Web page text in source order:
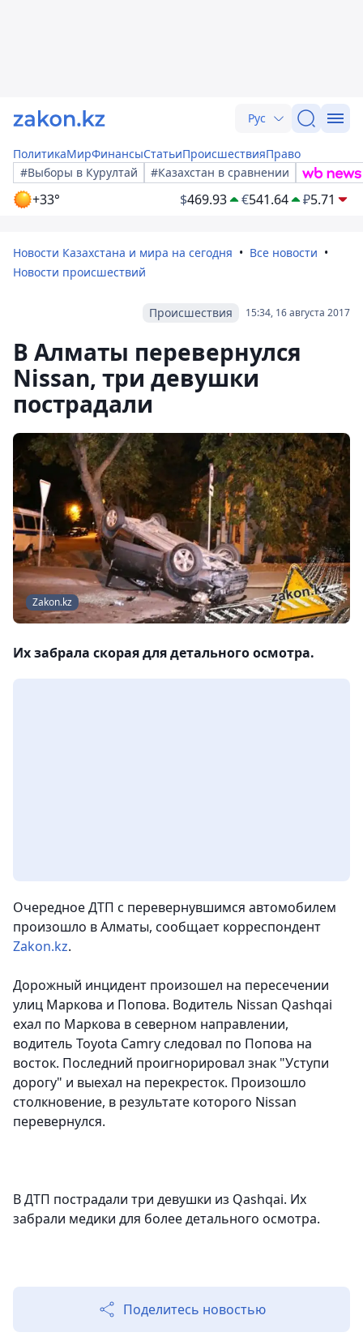
Рус
ПолитикаМирФинансыСтатьиПроисшествияПраво
#Выборы в Курултай
#Казахстан в сравнении
+33° $469.93 €541.64 ₽5.71
Новости Казахстана и мира на сегодня
Все новости
Новости происшествий
15:34, 16 августа 2017
Происшествия
В Алматы перевернулся
Nissan, три девушки
пострадали
Zakon.kz
Их забрала скорая для детального осмотра.
Очередное ДТП с перевернувшимся автомобилем
произошло в Алматы, сообщает корреспондент
Zakon.kz.
Дорожный инцидент произошел на пересечении
улиц Маркова и Попова. Водитель Nissan Qashqai
ехал по Маркова в северном направлении,
водитель Toyota Camry следовал по Попова на
восток. Последний проигнорировал знак "Уступи
дорогу" и выехал на перекресток. Произошло
столкновение, в результате которого Nissan
перевернулся.
В ДТП пострадали три девушки из Qashqai. Их
забрали медики для более детального осмотра.
Поделитесь новостью